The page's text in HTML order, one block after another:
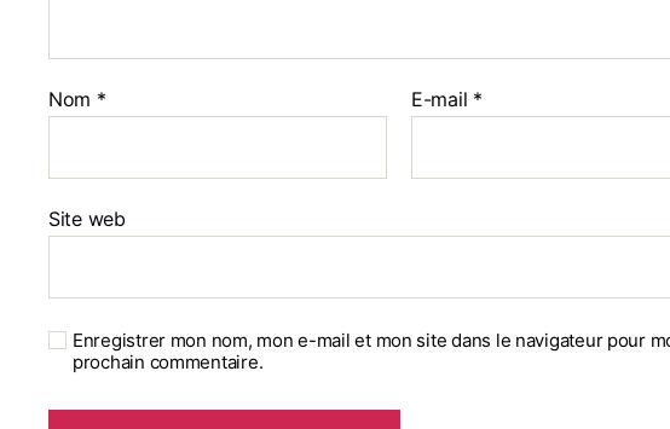
Nom * E-mail *
Site web
Enregistrer mon nom, mon e-mail et mon site dans le navigateur pour
prochain commentaire.